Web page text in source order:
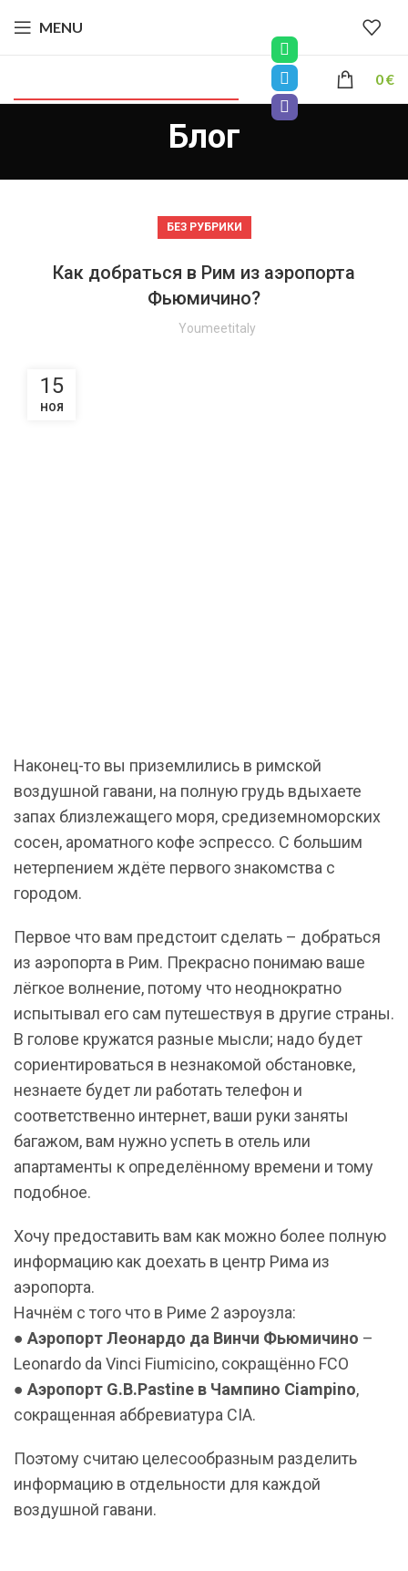
MENU
0€
Блог
БЕЗ РУБРИКИ
Как добраться в Рим из аэропорта
Фьюмичино?
Youmeetitaly
15
НОЯ
Наконец-то вы приземлились в римской
воздушной гавани, на полную грудь вдыхаете
запах близлежащего моря, средиземноморских
сосен, ароматного кофе эспрессо. С большим
нетерпением ждёте первого знакомства с
городом.
Первое что вам предстоит сделать – добраться
из аэропорта в Рим. Прекрасно понимаю ваше
лёгкое волнение, потому что неоднократно
испытывал его сам путешествуя в другие страны.
В голове кружатся разные мысли; надо будет
сориентироваться в незнакомой обстановке,
незнаете будет ли работать телефон и
соответственно интернет, ваши руки заняты
багажом, вам нужно успеть в отель или
апартаменты к определённому времени и тому
подобное.
Хочу предоставить вам как можно более полную
информацию как доехать в центр Рима из
аэропорта.
Начнём с того что в Риме 2 аэроузла:
● Аэропорт Леонардо да Винчи Фьюмичино –
Leonardo da Vinci Fiumicino, сокращённо FCO
● Аэропорт G.B.Pastine в Чампино Ciampino,
сокращенная аббревиатура CIA.
Поэтому считаю целесообразным разделить
информацию в отдельности для каждой
воздушной гавани.